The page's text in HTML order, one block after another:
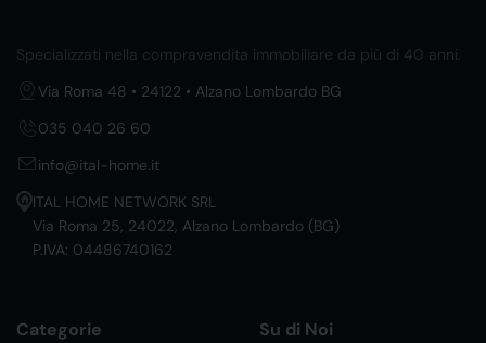
Specializzati nella compravendita immobiliare da più di 40 anni.
Via Roma 48 • 24122 • Alzano Lombardo BG
035 040 26 60
info@ital-home.it
ITAL HOME NETWORK SRL
Via Roma 25, 24022, Alzano Lombardo (BG)
P.IVA: 04486740162
Categorie Su di Noi